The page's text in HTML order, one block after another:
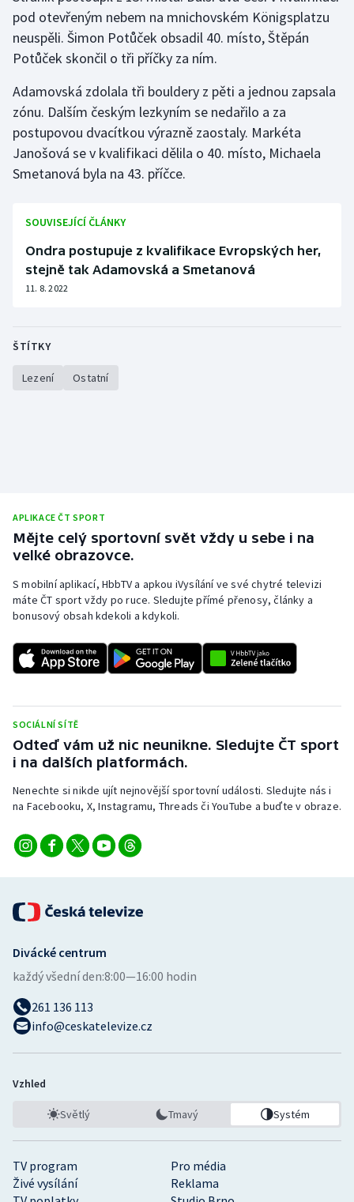
pod otevřeným nebem na mnichovském Königsplatzu
neuspěli. Šimon Potůček obsadil 40. místo, Štěpán
Potůček skončil o tři příčky za ním.
Adamovská zdolala tři bouldery z pěti a jednou zapsala
zónu. Dalším českým lezkyním se nedařilo a za
postupovou dvacítkou výrazně zaostaly. Markéta
Janošová se v kvalifikaci dělila o 40. místo, Michaela
Smetanová byla na 43. příčce.
SOUVISEJÍCÍ ČLÁNKY
Ondra postupuje z kvalifikace Evropských her,
stejně tak Adamovská a Smetanová
11. 8. 2022
ŠTÍTKY
Lezení Ostatní
APLIKACE ČT SPORT
Mějte celý sportovní svět vždy u sebe i na
velké obrazovce.
S mobilní aplikací, HbbTV a apkou iVysílání ve své chytré televizi
máte ČT sport vždy po ruce. Sledujte přímé přenosy, články a
bonusový obsah kdekoli a kdykoli.
SOCIÁLNÍ SÍTĚ
Odteď vám už nic neunikne. Sledujte ČT sport
i na dalších platformách.
Nenechte si nikde ujít nejnovější sportovní události. Sledujte nás i
na Facebooku, X, Instagramu, Threads či YouTube a buďte v obraze.
TV program
Pro média
Živé vysílání
Reklama
Divácké centrum
každý všední den:8:00—16:00 hodin
261 136 113
info@ceskatelevize.cz
Vzhled
Světlý Tmavý Systém